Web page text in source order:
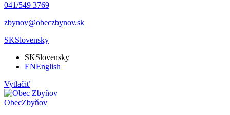
041/549 3769
zbynov@obeczbynov.sk
SKSlovensky
SKSlovensky
ENEnglish
Vytlačiť
ObecZbyňov